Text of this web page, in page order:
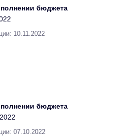
бюджета
10.11.2022
бюджета
07.10.2022